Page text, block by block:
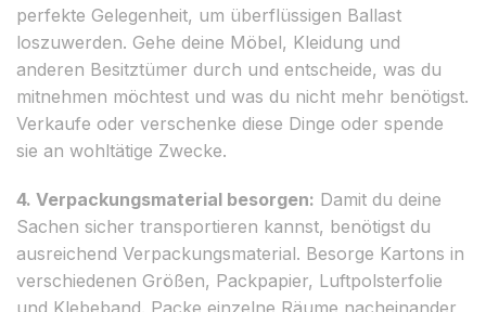
perfekte Gelegenheit, um überflüssigen Ballast
loszuwerden. Gehe deine Möbel, Kleidung und
anderen Besitztümer durch und entscheide, was du
mitnehmen möchtest und was du nicht mehr benötigst.
Verkaufe oder verschenke diese Dinge oder spende
sie an wohltätige Zwecke.
4. Verpackungsmaterial besorgen: Damit du deine
Sachen sicher transportieren kannst, benötigst du
ausreichend Verpackungsmaterial. Besorge Kartons in
verschiedenen Größen, Packpapier, Luftpolsterfolie
und Klebeband. Packe einzelne Räume nacheinander